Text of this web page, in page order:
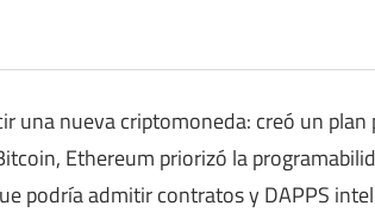
una nueva criptomoneda: creó un plan
Ethereum priorizó la
podría admitir contratos y DAPPS